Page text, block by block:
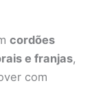
cordões
e franjas,
com